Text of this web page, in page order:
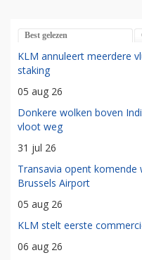
Best gelezen
KLM annuleert meerdere
staking
05 aug 26
Donkere wolken boven
vloot weg
31 jul 26
Transavia opent
Brussels Airport
05 aug 26
KLM stelt eerste
06 aug 26